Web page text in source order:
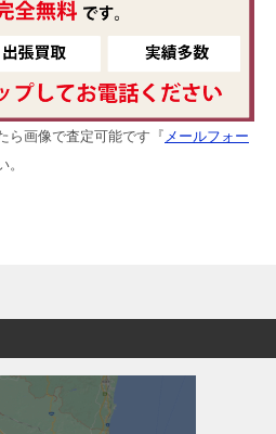
ら画像で査定可能です『 メールフォー